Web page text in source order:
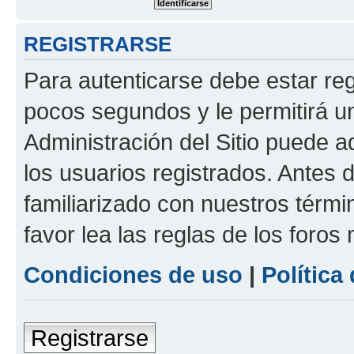
REGISTRARSE
Para autenticarse debe estar
pocos segundos y le permitirá
Administración del Sitio puede
los usuarios registrados. Antes
familiarizado con nuestros
favor lea las reglas de los foros
Condiciones de uso | Política
Registrarse